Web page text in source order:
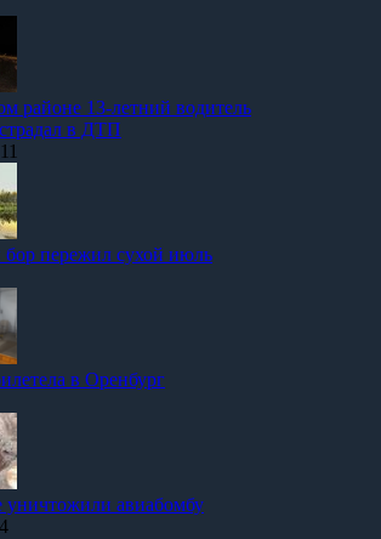
районе 13-летний водитель
в ДТП
бор пережил сухой июль
в Оренбург
уничтожили авиабомбу